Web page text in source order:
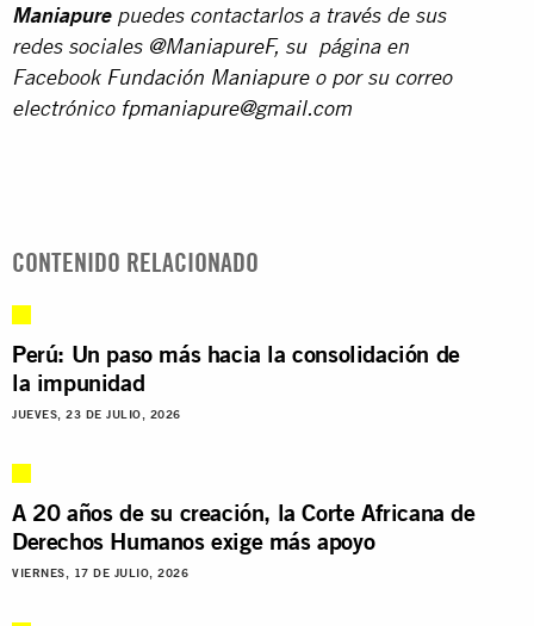
Maniapurepuedes contactarlos a través de sus
redes sociales @ManiapureF, su página en
Facebook Fundación Maniapureo por su correo
electrónico fpmaniapure@gmail.com
CONTENIDO RELACIONADO
Perú: Un paso más hacia la consolidación de
la impunidad
JUEVES, 23 DE JULIO, 2026
A 20 años de su creación, la Corte Africana de
Derechos Humanos exige más apoyo
VIERNES, 17 DE JULIO, 2026